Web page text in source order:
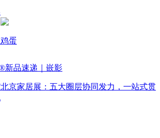
鸡蛋
新品速递｜嵌影
北京家居展：五大圈层协同发力，一站式贯